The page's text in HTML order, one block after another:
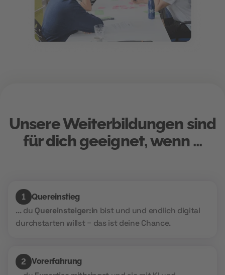
Unsere Weiterbildungen sind
für dich geeignet, wenn ...
1 Quereinstieg
... du Quereinsteiger:in bist und und endlich digital
durchstarten willst – das ist deine Chance.
2 Vorerfahrung